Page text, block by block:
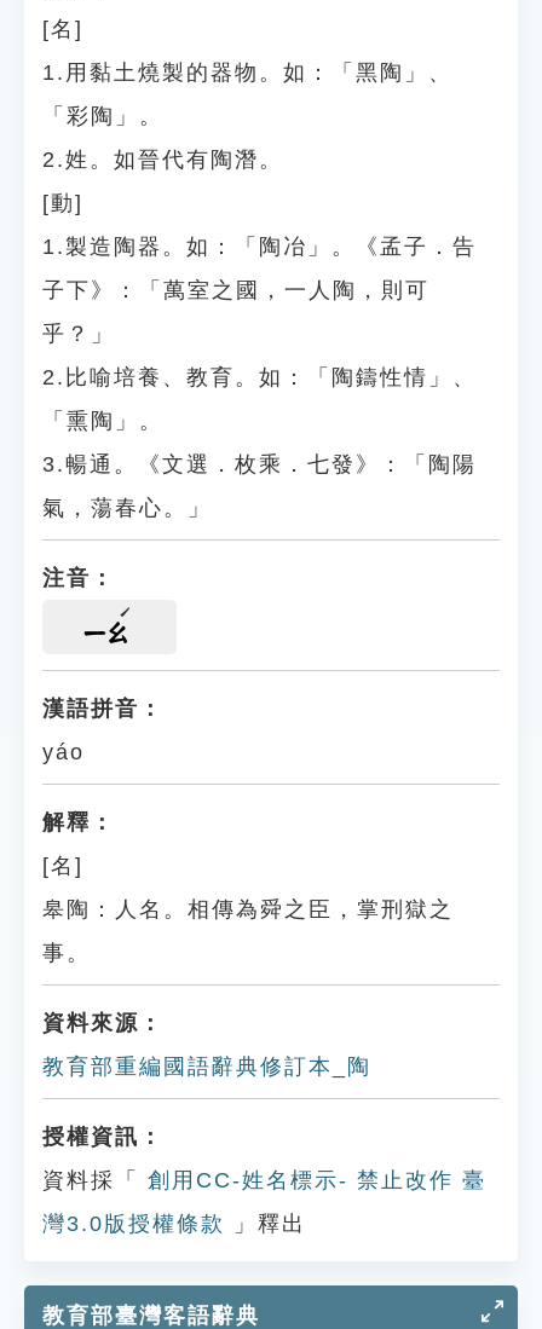
[名]
1.用黏土燒製的器物。如：「黑陶」、
「彩陶」。
2.姓。如晉代有陶潛。
[動]
1.製造陶器。如：「陶冶」。《孟子．告
子下》：「萬室之國，一人陶，則可
乎？」
2.比喻培養、教育。如：「陶鑄性情」、
「熏陶」。
3.暢通。《文選．枚乘．七發》：「陶陽
氣，蕩春心。」
注音：
ㄧㄠ
漢語拼音：
yáo
解釋：
[名]
皋陶：人名。相傳為舜之臣，掌刑獄之
事。
資料來源：
教育部重編國語辭典修訂本_陶
授權資訊：
資料採「
創用CC-姓名標示- 禁止改作 臺
灣3.0版授權條款
」釋出
教育部臺灣客語辭典